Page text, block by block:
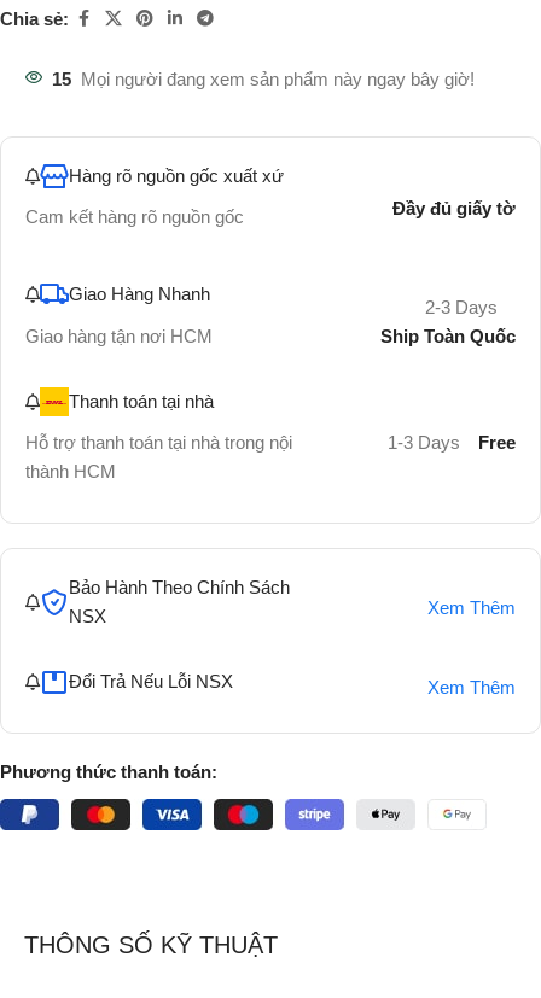
Chia sẻ:
15 Mọi người đang xem sản phẩm này ngay bây giờ!
Hàng rõ nguồn gốc xuất xứ
Cam kết hàng rõ nguồn gốc
Đầy đủ giấy tờ
Giao Hàng Nhanh
Giao hàng tận nơi HCM
2-3 Days
Ship Toàn Quốc
Thanh toán tại nhà
Hỗ trợ thanh toán tại nhà trong nội
thành HCM
1-3 Days Free
Bảo Hành Theo Chính Sách
NSX
Xem Thêm
Đổi Trả Nếu Lỗi NSX Xem Thêm
Phương thức thanh toán:
THÔNG SỐ KỸ THUẬT